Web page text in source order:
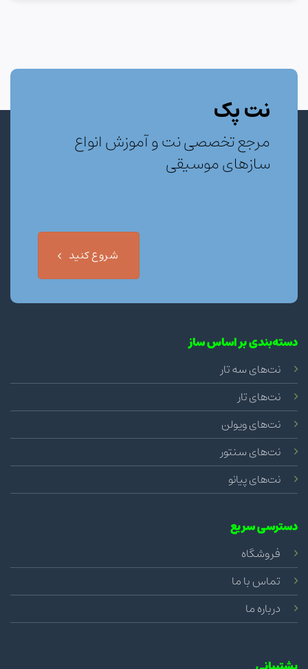
نت پک
مرجع تخصصی نت و آموزش انواع
سازهای موسیقی
شروع کنید
دسته‌بندی بر اساس ساز
نت‌های سه تار
نت‌های تار
نت‌های ویولن
نت‌های سنتور
نت‌های پیانو
دسترسی سریع
فروشگاه
تماس با ما
درباره ما